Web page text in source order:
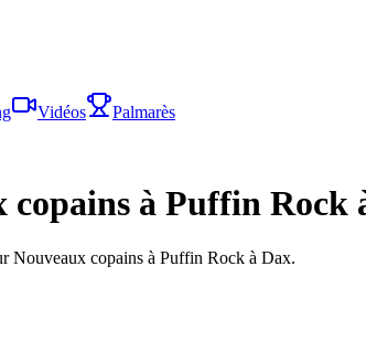
Vidéos
Palmarès
copains à Puffin Rock
Nouveaux copains à Puffin Rock à Dax.